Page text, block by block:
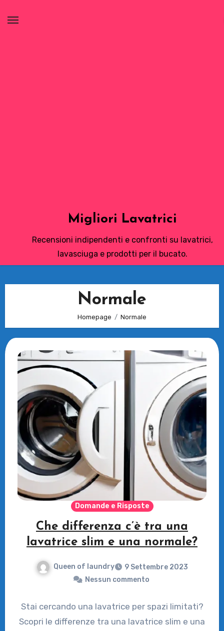
Migliori Lavatrici
Recensioni indipendenti e confronti su lavatrici,
lavasciuga e prodotti per il bucato.
Normale
Homepage Normale
Domande e Risposte
Che differenza c’è tra una
lavatrice slim e una normale?
Queen of laundry
9 Settembre 2023
Nessun commento
Stai cercando una lavatrice per spazi limitati?
Scopri le differenze tra una lavatrice slim e una